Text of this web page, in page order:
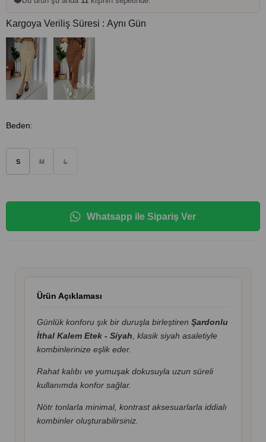
Kargoya Veriliş Süresi : Aynı Gün
Beden:
S M L
Whatsapp ile Sipariş Ver
Ürün Açıklaması
Günlük konforu şık bir duruşla birleştiren Şardonlu
İthal Kalem Etek - Siyah , klasik siyah asaletiyle
kombinlerinize eşlik eder.
Rahat kalıbı ve yumuşak dokusuyla uzun süreli
kullanımda konfor sağlar.
Nötr tonlarla minimal, kontrast aksesuarlarla iddialı
kombinler oluşturabilirsiniz.